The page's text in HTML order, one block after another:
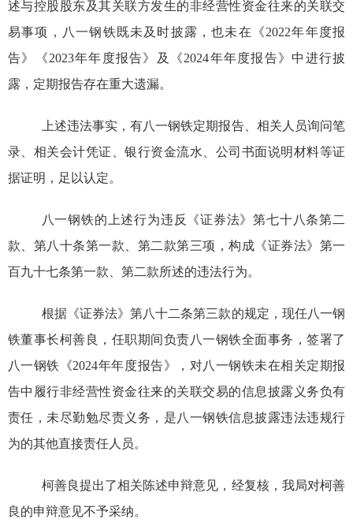
述与控股股东及其关联方发生的非经营性资金往来的关联交
易事项，八一钢铁既未及时披露，也未在《2022年年度报
告》《2023年年度报告》及《2024年年度报告》中进行披
露，定期报告存在重大遗漏。
上述违法事实，有八一钢铁定期报告、相关人员询问笔
录、相关会计凭证、银行资金流水、公司书面说明材料等证
据证明 ，足以认定。
八一钢铁的上述行为违反 《证券法》第七十八条第二
款、第八十条第一款、第二款第三项，构成《证券法》第一
百九十七条第一款、第二款所述的违法行为。
根据《证券法》第八十二条第三款的规定，现任八一钢
铁董事长柯善良，任职期间负责八一钢铁全面事务，签署了
八一钢铁《2024年年度报告》，对八一钢铁未在相关定期报
告中 履行非经营性资金往来的关联交易的信息披露义务负有
责任，未尽勤勉尽责义务，是八一钢铁信息披露违法违规行
为的其他直接责任人员。
柯善良提出了相关陈述申辩意见，经复核， 我局对柯善
良 的申辩意见不予采纳。